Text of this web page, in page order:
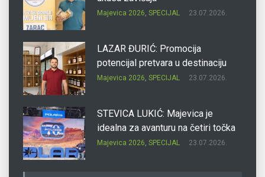
Majevica 2026, SPECIJAL 23.07.2026.
LAZAR ĐURIĆ: Promocija
potencijal pretvara u destinaciju
Majevica 2026, SPECIJAL 23.07.2026.
STEVICA LUKIĆ: Majevica je
idealna za avanturu na četiri točka
Majevica 2026, SPECIJAL 23.07.2026.